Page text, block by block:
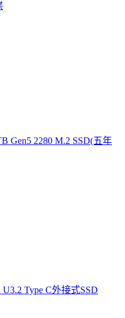
Gen5 2280 M.2 SSD(五年
Type C外接式SSD